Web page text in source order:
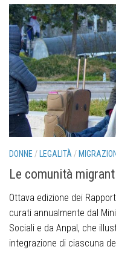
DONNE / LEGALITÀ/ MIGRAZIONI
Le comunità
Ottava edizione dei
curati annualmente dal
Sociali e da Anpal, che
integrazione di ciascuna